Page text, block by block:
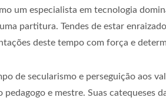
um especialista em tecnologia
partitura. Tendes de estar
deste tempo com força e
de secularismo e perseguição aos
e mestre. Suas catequeses